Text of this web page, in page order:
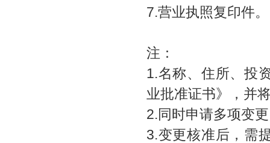
7.营业执照复印件。
注：
1.名称、住所、投
业批准证书》，并
2.同时申请多项变
3.变更核准后，需